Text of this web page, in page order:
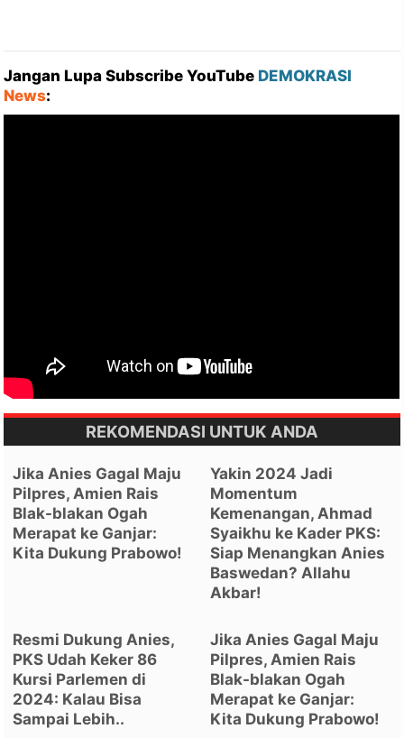
Jangan Lupa Subscribe YouTube DEMOKRASI
News:
REKOMENDASI UNTUK ANDA
Jika Anies Gagal Maju
Pilpres, Amien Rais
Blak-blakan Ogah
Merapat ke Ganjar:
Kita Dukung Prabowo!
Yakin 2024 Jadi
Momentum
Kemenangan, Ahmad
Syaikhu ke Kader PKS:
Siap Menangkan Anies
Baswedan? Allahu
Akbar!
Resmi Dukung Anies,
PKS Udah Keker 86
Kursi Parlemen di
2024: Kalau Bisa
Sampai Lebih..
Jika Anies Gagal Maju
Pilpres, Amien Rais
Blak-blakan Ogah
Merapat ke Ganjar:
Kita Dukung Prabowo!